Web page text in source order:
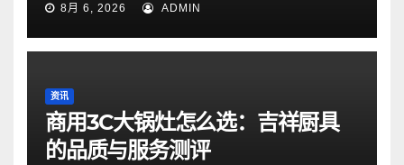
8月 6, 2026 ADMIN
资讯
商用3C大锅灶怎么选：吉祥厨具
的品质与服务测评